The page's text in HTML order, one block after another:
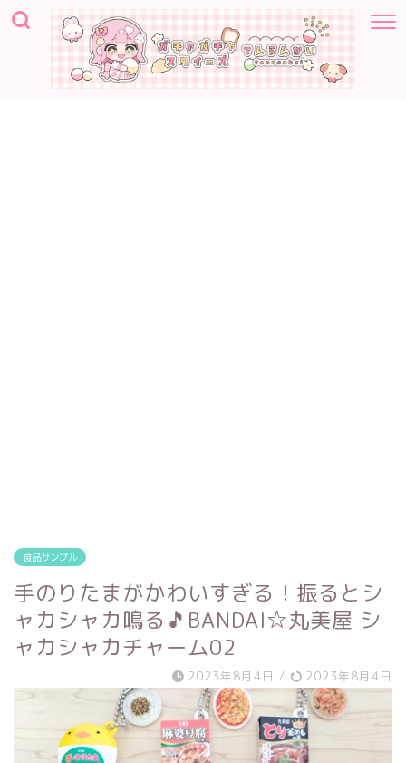
食品サンプル
手のりたまがかわいすぎる！振るとシ
ャカシャカ鳴る🎵BANDAI☆丸美屋 シ
ャカシャカチャーム02
2023年8月4日 / 2023年8月4日